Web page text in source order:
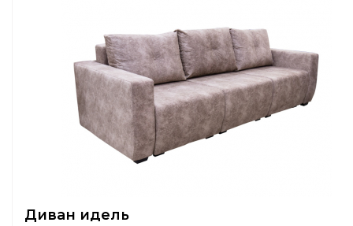
Диван идель